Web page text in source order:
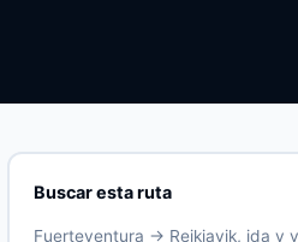
Buscar esta ruta
Fuerteventura → Reikiavik, ida y